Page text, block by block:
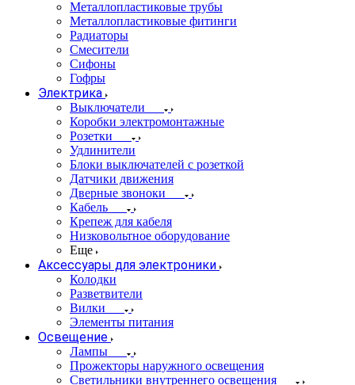
Металлопластиковые трубы
Металлопластиковые фитинги
Радиаторы
Смесители
Сифоны
Гофры
Электрика
Выключатели
Коробки электромонтажные
Розетки
Удлинители
Блоки выключателей с розеткой
Датчики движения
Дверные звоноки
Кабель
Крепеж для кабеля
Низковольтное оборудование
Еще
Аксессуары для электроники
Колодки
Разветвители
Вилки
Элементы питания
Освещение
Лампы
Прожекторы наружного освещения
Светильники внутреннего освещения